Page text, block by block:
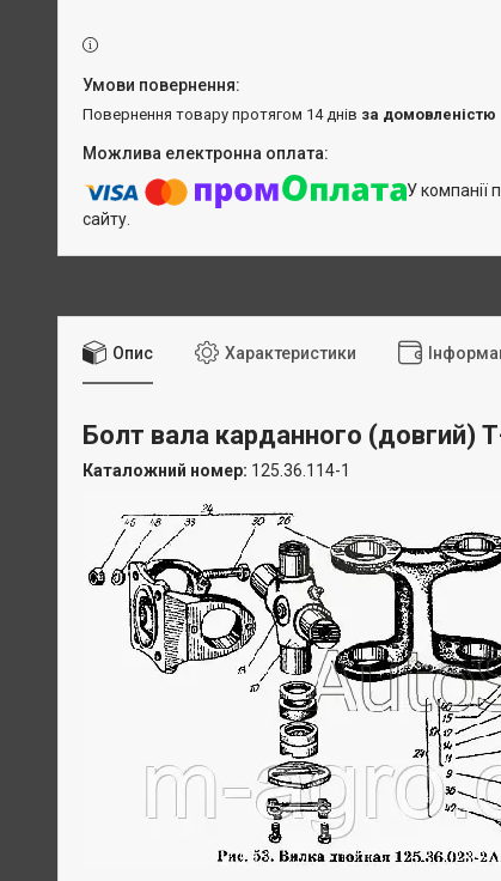
повернення товару протягом 14 днів за домовленістю
У компанії
сайту.
Опис Характеристики
Болт вала карданного (довгий)
Каталожний номер: 125.36.114-1